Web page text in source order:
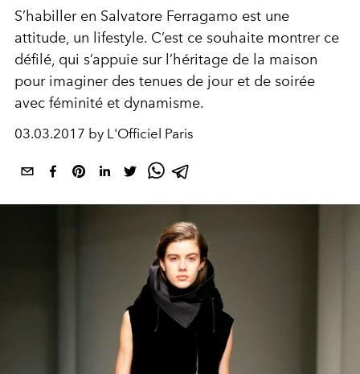
S’habiller en Salvatore Ferragamo est une
attitude, un lifestyle. C’est ce souhaite montrer ce
défilé, qui s’appuie sur l’héritage de la maison
pour imaginer des tenues de jour et de soirée
avec féminité et dynamisme.
03.03.2017 by L'Officiel Paris